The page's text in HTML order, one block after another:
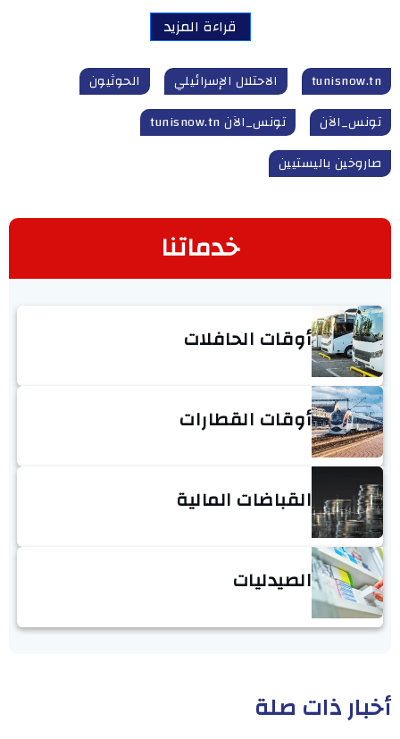
قراءة المزيد
tunisnow.tn الاحتلال الإسرائيلي
الحوثيون
تونس_الآن
تونس_الآن tunisnow.tn
صاروخين باليستيين
خدماتنا
أوقات الحافلات
أوقات القطارات
القباضات المالية
الصيدليات
أخبار ذات صلة